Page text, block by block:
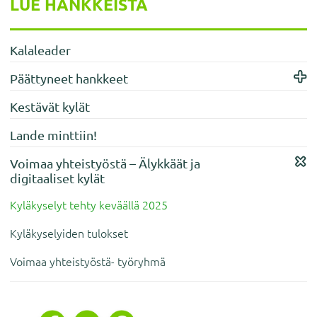
LUE HANKKEISTA
Kalaleader
Päättyneet hankkeet
Kestävät kylät
Lande minttiin!
Voimaa yhteistyöstä – Älykkäät ja
digitaaliset kylät
Kyläkyselyt tehty keväällä 2025
Kyläkyselyiden tulokset
Voimaa yhteistyöstä- työryhmä